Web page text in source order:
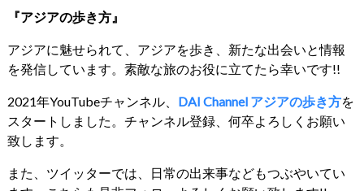
『アジアの歩き方』
アジアに魅せられて、アジアを歩き、新たな出会いと情報
を発信しています。素敵な旅のお役に立てたら幸いです!!
2021年YouTubeチャンネル、 DAI Channel アジアの歩き方を
スタートしました。チャンネル登録、何卒よろしくお願い
致します。
また、ツイッターでは、日常の出来事などもつぶやいてい